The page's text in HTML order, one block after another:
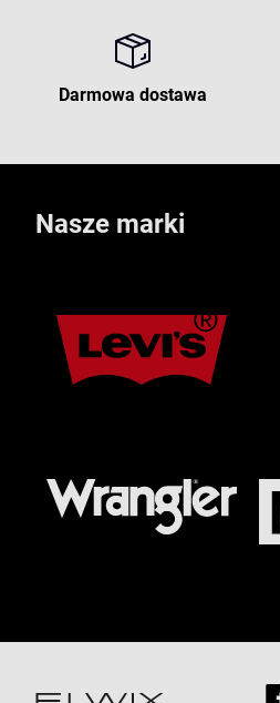
Darmowa dostawa
Nasze marki